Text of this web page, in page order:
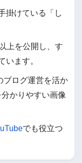
掛けている「し
上を公開し、す
います。
ブログ運営を活か
かりやすい画像
でも役立つ